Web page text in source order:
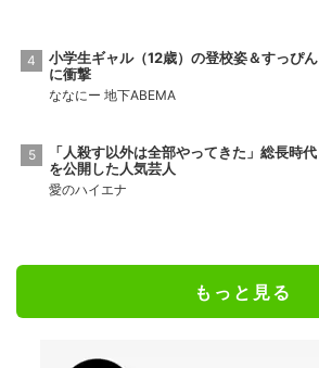
小学生ギャル（12歳）の登校姿＆すっぴん
に衝撃
ななにー 地下ABEMA
「人殺す以外は全部やってきた」総長時代
を公開した人気芸人
愛のハイエナ
もっと見る